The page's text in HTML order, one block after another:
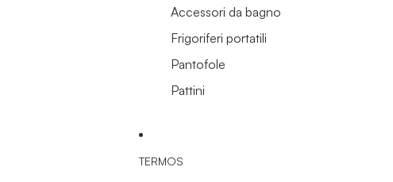
Accessori da bagno
Frigoriferi portatili
Pantofole
Pattini
TERMOS